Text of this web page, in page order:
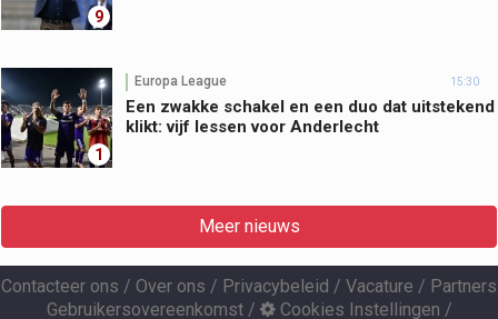
9
1
Europa League 15:30
Een zwakke schakel en een duo dat uitstekend
klikt: vijf lessen voor Anderlecht
Meer nieuws
Contacteer ons / Over ons / Privacybeleid / Vacature / Partners
Gebruikersovereenkomst/ Cookies Instellingen /